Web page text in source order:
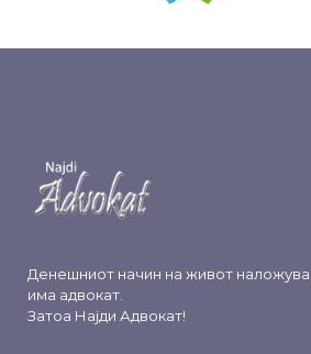
Денешниот начин на живот наложува
има адвокат.
Затоа Најди Адвокат!